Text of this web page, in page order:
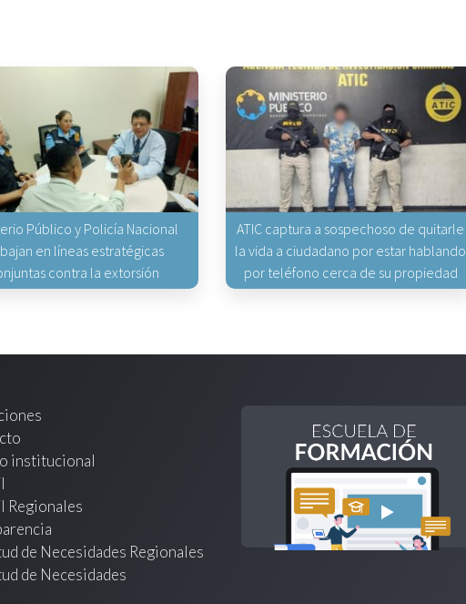
Público y Policía Nacional
en líneas estratégicas
contra la extorsión
ATIC captura a sospechoso de quitarle
la vida a ciudadano por estar hablando
por teléfono cerca de su propiedad
institucional
Regionales
de Necesidades Regionales
de Necesidades